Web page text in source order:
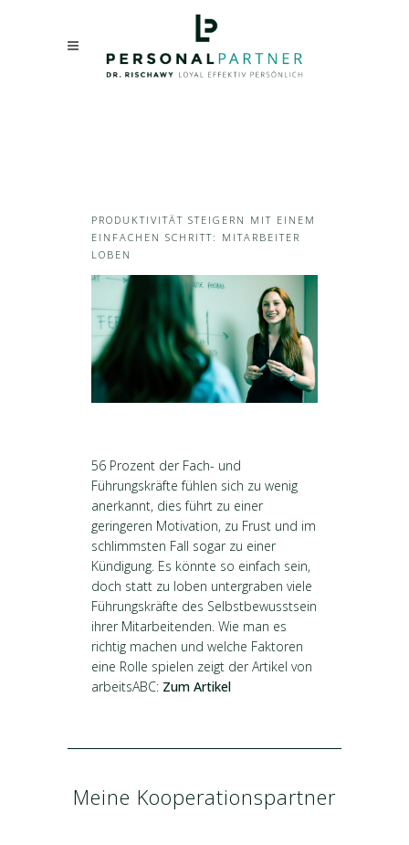
PRODUKTIVITÄT STEIGERN MIT EINEM
EINFACHEN SCHRITT: MITARBEITER
LOBEN
56 Prozent der Fach- und
Führungskräfte fühlen sich zu wenig
anerkannt, dies führt zu einer
geringeren Motivation, zu Frust und im
schlimmsten Fall sogar zu einer
Kündigung. Es könnte so einfach sein,
doch statt zu loben untergraben viele
Führungskräfte des Selbstbewusstsein
ihrer Mitarbeitenden. Wie man es
richtig machen und welche Faktoren
eine Rolle spielen zeigt der Artikel von
arbeitsABC: Zum Artikel
Meine Kooperationspartner